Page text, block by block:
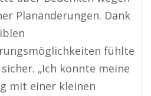
Planänderungen. Dank
fühlte
„Ich konnte meine
mit einer kleinen